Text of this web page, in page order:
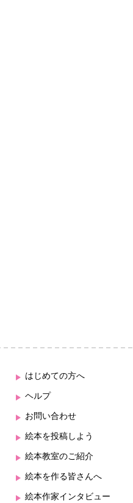
はじめての方へ
ヘルプ
お問い合わせ
絵本を投稿しよう
絵本教室のご紹介
絵本を作る皆さんへ
絵本作家インタビュー